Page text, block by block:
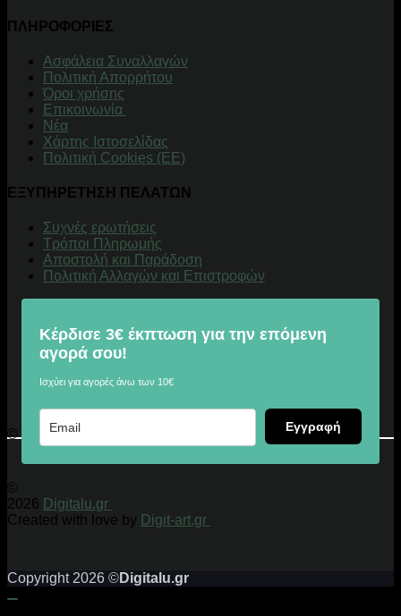
ΠΛΗΡΟΦΟΡΙΕΣ
Aσφάλεια Συναλλαγών
Πολιτική Απορρήτου
Όροι χρήσης
Επικοινωνία
Νέα
Χάρτης Ιστοσελίδας
Πολιτική Cookies (ΕΕ)
ΕΞΥΠΗΡΕΤΗΣΗ ΠΕΛΑΤΩΝ
Συχνές ερωτήσεις
Τρόποι Πληρωμής
Αποστολή και Παράδοση
Πολιτική Αλλαγών και Επιστροφών
Κέρδισε 3€ έκπτωση για την επόμενη
αγορά σου!
Ισχύει για αγορές άνω των 10€
Εγγραφή
© 2026 Digitalu.gr
©
2026 Digitalu.gr
Created with love by Digit-art.gr
Copyright 2026 ©Digitalu.gr